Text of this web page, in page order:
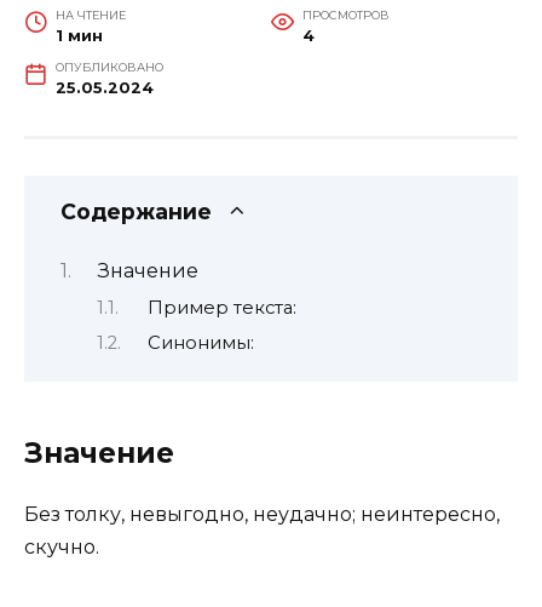
НА ЧТЕНИЕ
1 мин
ПРОСМОТРОВ
4
ОПУБЛИКОВАНО
25.05.2024
Содержание
Значение
Пример текста:
Синонимы:
Значение
Без толку, невыгодно, неудачно; неинтересно,
скучно.